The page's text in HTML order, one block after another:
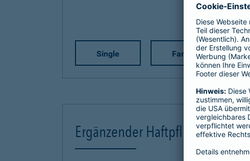
Single Familie
Ergänzender Haftpflichtschutz